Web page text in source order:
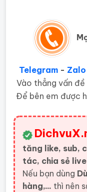
Telegram- Zalo
Vào thẳng vấn đề
Để bên em được
tăng like, sub,
tác, chia sẻ
Nếu bạn dùng
hàng,... thì nên